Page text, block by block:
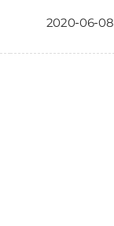
2020-06-08